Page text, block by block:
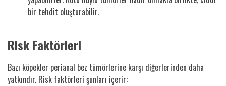
bir tehdit oluşturabilir.
Risk Faktörleri
Bazı köpekler perianal bez tümörlerine karşı diğerlerinden daha
yatkındır. Risk faktörleri şunları içerir: